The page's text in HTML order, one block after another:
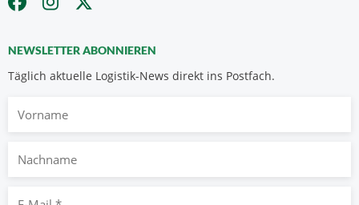
NEWSLETTER ABONNIEREN
Täglich aktuelle Logistik-News direkt ins Postfach.
Nachname